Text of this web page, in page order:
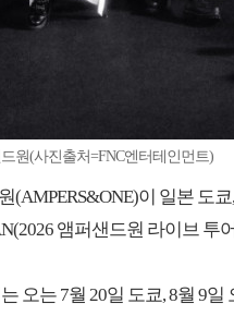
원(사진출처=FNC엔터테인먼트)
(AMPERS&ONE)이 일본 도쿄
앰퍼샌드원 라이브 투
오는 7월 20일 도쿄, 8월 9